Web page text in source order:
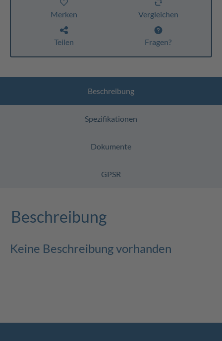
Merken Vergleichen
Teilen Fragen?
Beschreibung
Spezifikationen
Dokumente
GPSR
Beschreibung
Keine Beschreibung vorhanden